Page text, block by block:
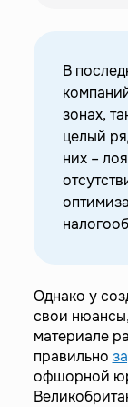
—Каким
—Как
—Простой
В
зонах,
целый
них –
Однако у
свои
материале
правильно
офшорной